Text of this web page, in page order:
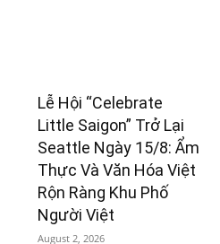
Lễ Hội “Celebrate
Little Saigon” Trở Lại
Seattle Ngày 15/8: Ẩm
Thực Và Văn Hóa Việt
Rộn Ràng Khu Phố
Người Việt
August 2, 2026